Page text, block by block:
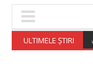
ULTIMELE ȘTIRI
Investește